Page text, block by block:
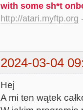
with some sh*t
http://atari.myftp.org
2024-03-04
Hej
A mi ten wątek